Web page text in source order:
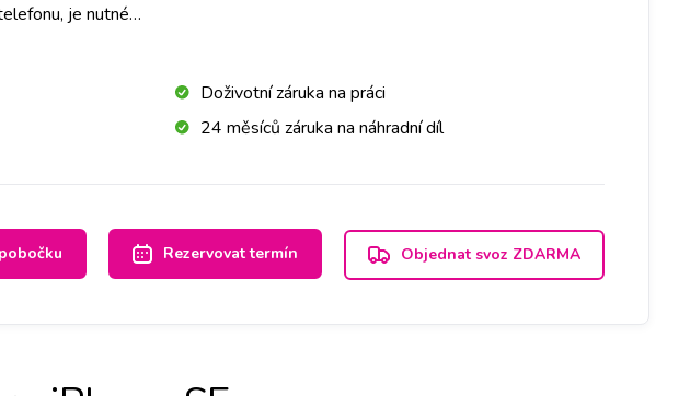
je nutné
Doživotní záruka na práci
24 měsíců záruka na náhradní díl
Rezervovat termín Objednat svoz ZDARMA